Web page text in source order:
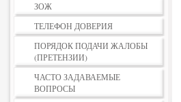
ЗОЖ
ТЕЛЕФОН ДОВЕРИЯ
ПОРЯДОК ПОДАЧИ ЖАЛОБЫ
(ПРЕТЕНЗИИ)
ЧАСТО ЗАДАВАЕМЫЕ
ВОПРОСЫ